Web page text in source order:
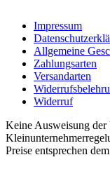
Impressum
Allgemeine
Zahlungsarten
Versandarten
Widerruf
Keine Ausweisung der
Preise entsprechen